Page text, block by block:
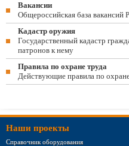
Вакансии
Общероссийская база вакансий
Кадастр оружия
Государственный кадастр
патронов к нему
Правила по охране труда
Действующие правила по
Наши проекты
Справочник оборудования